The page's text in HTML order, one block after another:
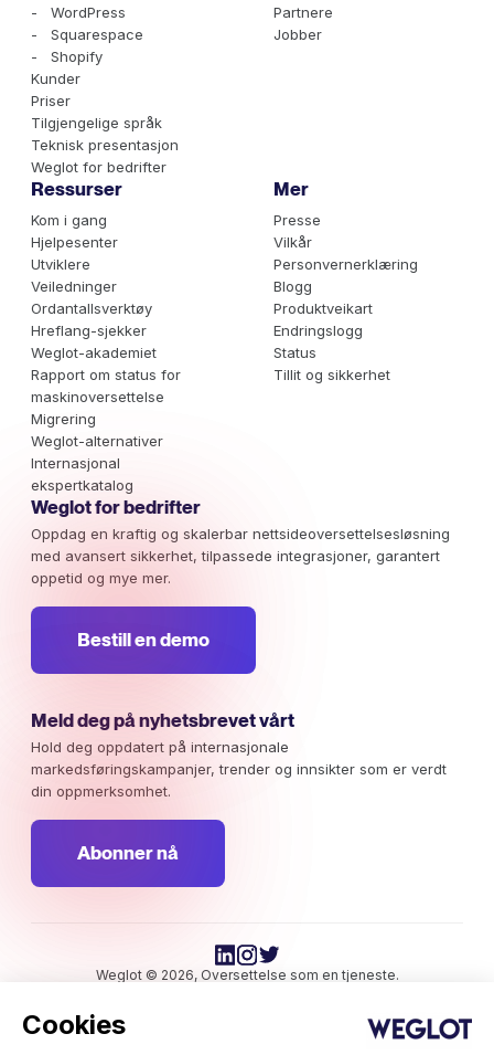
Cookies
- WordPress
- Squarespace
- Shopify
Kunder
Priser
Tilgjengelige språk
Teknisk presentasjon
Weglot for bedrifter
Partnere
Jobber
Ressurser
Kom i gang
Hjelpesenter
Utviklere
Veiledninger
Ordantallsverktøy
Hreflang-sjekker
Weglot-akademiet
Rapport om status for
maskinoversettelse
Migrering
Weglot-alternativer
Internasjonal
ekspertkatalog
Mer
Presse
Vilkår
Personvernerklæring
Blogg
Produktveikart
Endringslogg
Status
Tillit og sikkerhet
Weglot for bedrifter
Oppdag en kraftig og skalerbar nettsideoversettelsesløsning
med avansert sikkerhet, tilpassede integrasjoner, garantert
oppetid og mye mer.
Bestill en demo
Meld deg på nyhetsbrevet vårt
Hold deg oppdatert på internasjonale
markedsføringskampanjer, trender og innsikter som er verdt
din oppmerksomhet.
Abonner nå
Weglot © 2026, Oversettelse som en tjeneste.